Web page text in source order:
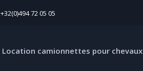
+32(0)494 72 05 05
Location camionnettes pour chevaux